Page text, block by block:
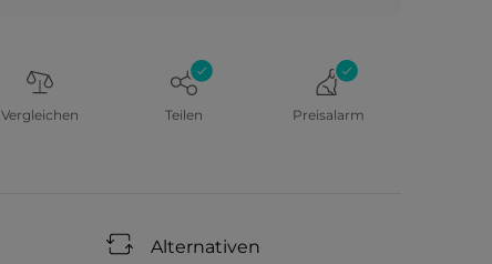
Vergleichen Teilen Preisalarm
Alternativen